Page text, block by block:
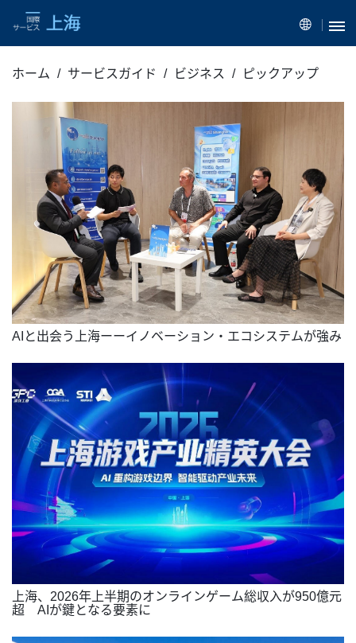
ホーム サービスガイド ビジネス ピックアップ
AIと出会う上海ーーイノベーション・エコシステムが強み
上海、2026年上半期のオンラインゲーム総収入が950億元
超 AIが鍵となる要素に